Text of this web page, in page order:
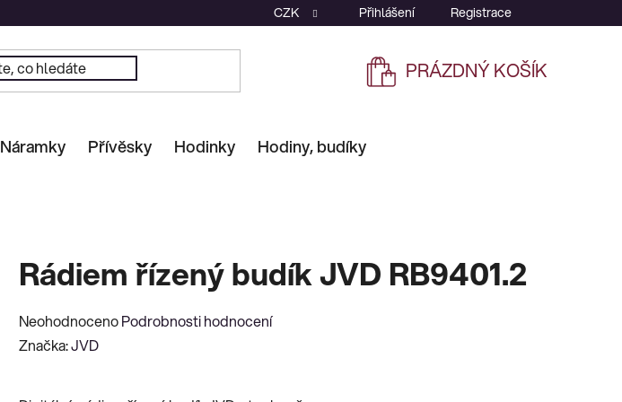
CZK Přihlášení Registrace
NÁKUPNÍ
PRÁZDNÝ KOŠÍK
Náramky Přívěsky Hodinky Hodiny, budíky
Rádiem řízený budík JVD RB9401.2
Průměrné
hodnocení
NeohodnocenoPodrobnosti hodnocení
Značka:JVD